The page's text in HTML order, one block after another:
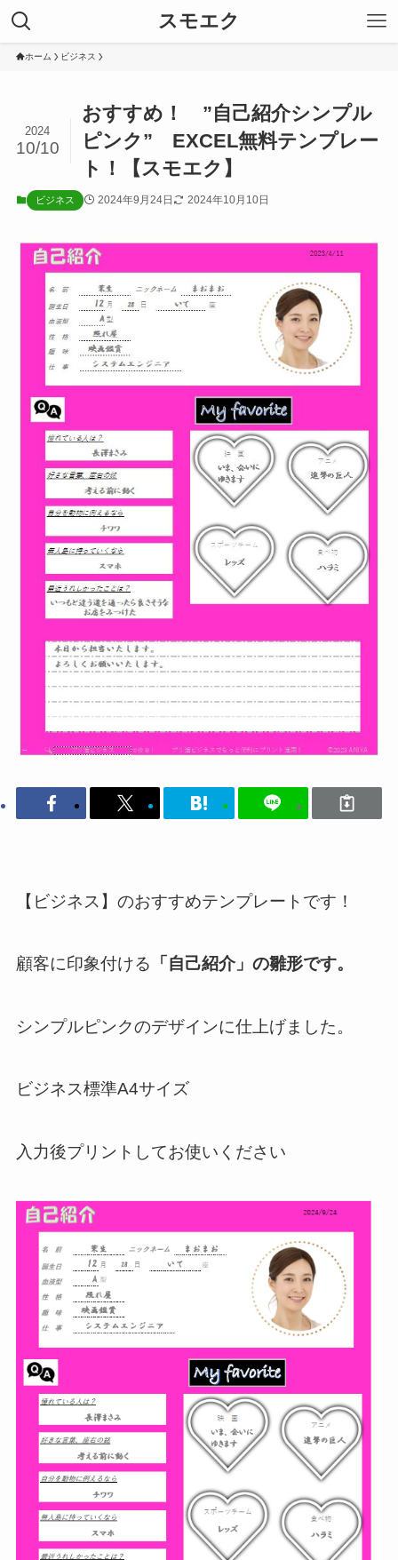
スモエク
ホーム ビジネス
おすすめ！ ”自己紹介シンプル
ピンク” EXCEL無料テンプレー
ト！【スモエク】
2024
10/10
ビジネス 2024年9月24日 2024年10月10日
【ビジネス】のおすすめテンプレートです！
顧客に印象付ける 「自己紹介」の雛形です。
シンプルピンクのデザインに仕上げました。
ビジネス標準A4サイズ
入力後プリントしてお使いください